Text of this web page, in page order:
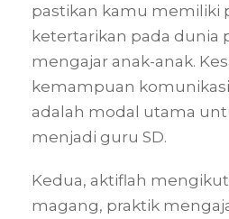
pastikan kamu memiliki
ketertarikan pada dunia
mengajar anak-anak.
kemampuan
adalah modal utama
menjadi guru SD.
Kedua, aktiflah
magang, praktik